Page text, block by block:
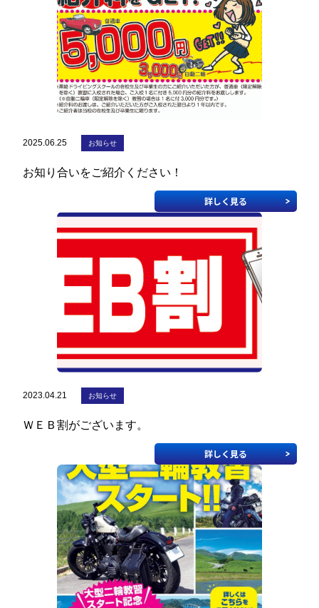
教習生ページ
2025.06.25 お知らせ
お知り合いをご紹介ください！
詳しく見る
2023.04.21 お知らせ
ＷＥＢ割がございます。
詳しく見る